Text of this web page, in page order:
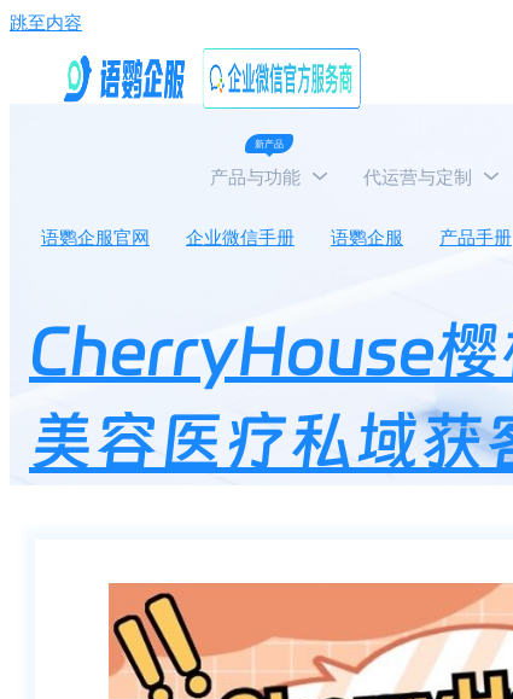
跳至内容
新产品
产品与功能 代运营与定制
语鹦企服官网 企业微信手册 语鹦企服 产品手册
CherryHouse
美容医疗私域